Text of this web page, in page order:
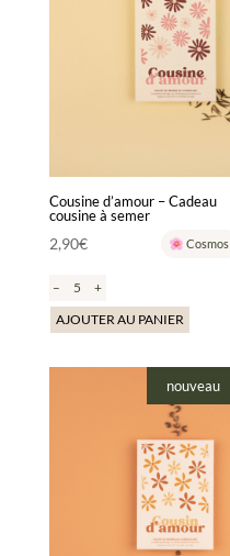
Cousine d’amour – Cadeau
cousine à semer
2,90€ Cosmos
–
+
AJOUTER AU PANIER
nouveau